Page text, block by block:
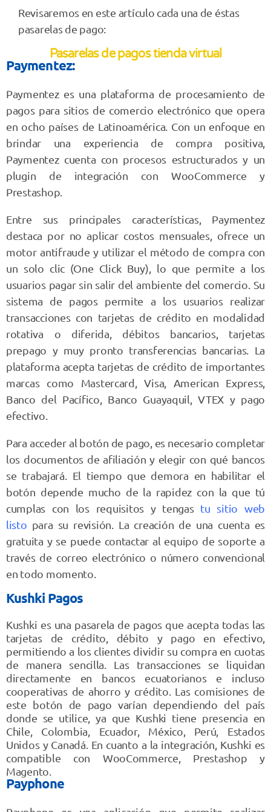
Revisaremos en este artículo cada una de éstas
pasarelas de pago:
Pasarelas de pagos tienda virtual
Paymentez:
Paymentez es una plataforma de procesamiento de
pagos para sitios de comercio electrónico que opera
en ocho países de Latinoamérica. Con un enfoque en
brindar una experiencia de compra positiva,
Paymentez cuenta con procesos estructurados y un
plugin de integración con WooCommerce y
Prestashop.
Entre sus principales características, Paymentez
destaca por no aplicar costos mensuales, ofrece un
motor antifraude y utilizar el método de compra con
un solo clic (One Click Buy), lo que permite a los
usuarios pagar sin salir del ambiente del comercio. Su
sistema de pagos permite a los usuarios realizar
transacciones con tarjetas de crédito en modalidad
rotativa o diferida, débitos bancarios, tarjetas
prepago y muy pronto transferencias bancarias. La
plataforma acepta tarjetas de crédito de importantes
marcas como Mastercard, Visa, American Express,
Banco del Pacífico, Banco Guayaquil, VTEX y pago
efectivo.
Para acceder al botón de pago, es necesario completar
los documentos de afiliación y elegir con qué bancos
se trabajará. El tiempo que demora en habilitar el
botón depende mucho de la rapidez con la que tú
cumplas con los requisitos y tengas tu sitio web
listo para su revisión. La creación de una cuenta es
gratuita y se puede contactar al equipo de soporte a
través de correo electrónico o número convencional
en todo momento.
Kushki Pagos
Kushki es una pasarela de pagos que acepta todas las
tarjetas de crédito, débito y pago en efectivo,
permitiendo a los clientes dividir su compra en cuotas
de manera sencilla. Las transacciones se liquidan
directamente en bancos ecuatorianos e incluso
cooperativas de ahorro y crédito. Las comisiones de
este botón de pago varían dependiendo del país
donde se utilice, ya que Kushki tiene presencia en
Chile, Colombia, Ecuador, México, Perú, Estados
Unidos y Canadá. En cuanto a la integración, Kushki es
compatible con WooCommerce, Prestashop y
Magento.
Payphone